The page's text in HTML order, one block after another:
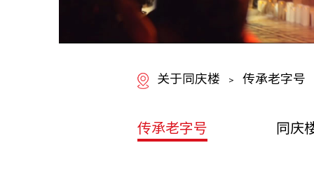
关于同庆楼 > 传承老字号
传承老字号 同庆